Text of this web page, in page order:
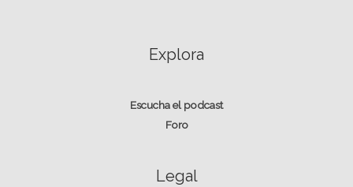
Explora
Escucha el podcast
Foro
Legal